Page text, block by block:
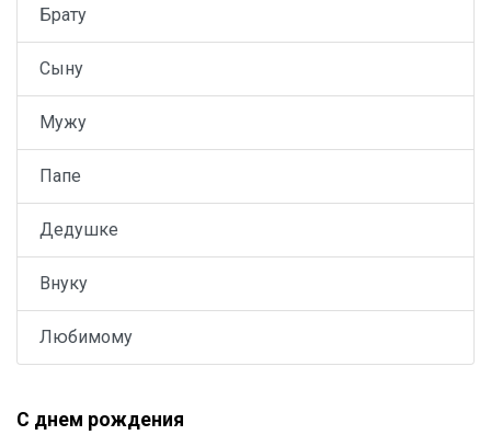
Брату
Сыну
Мужу
Папе
Дедушке
Внуку
Любимому
С днем рождения